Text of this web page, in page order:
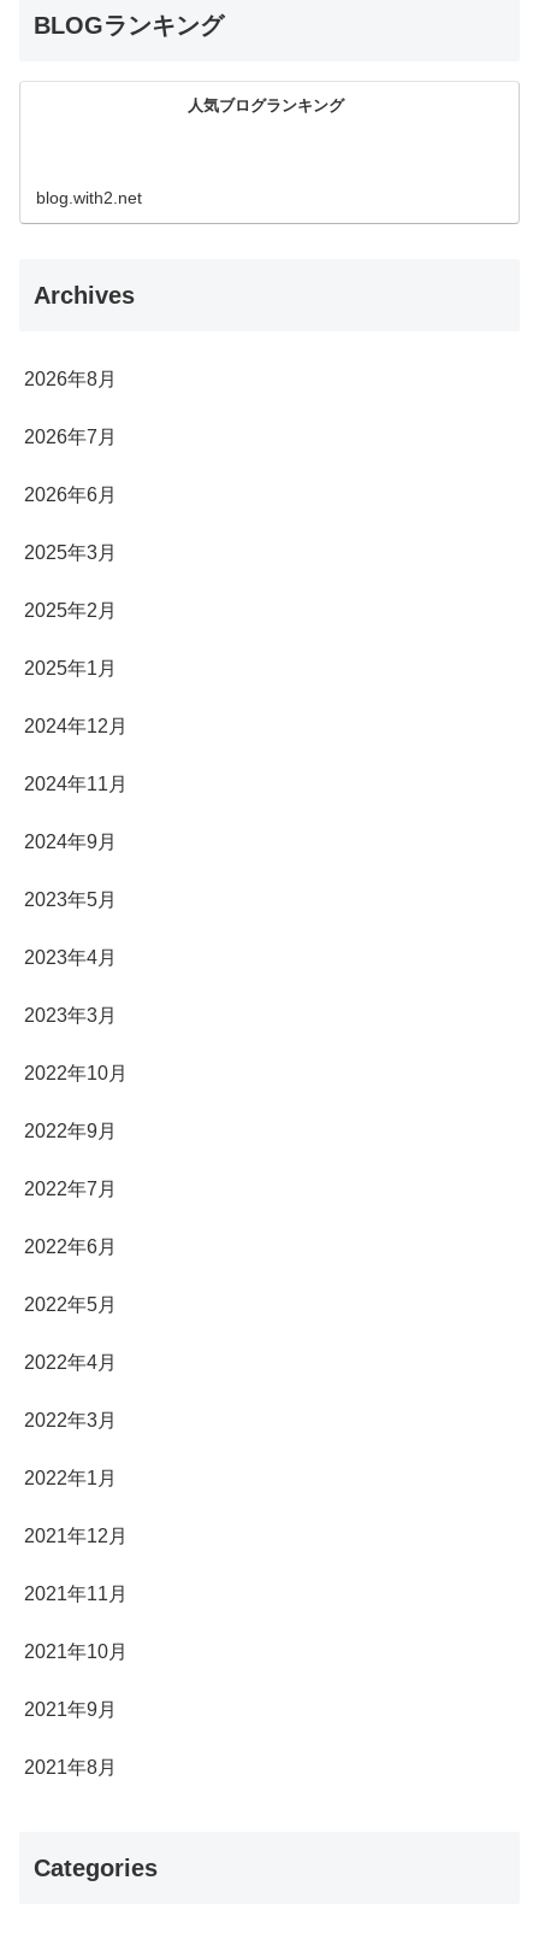
BLOGランキング
人気ブログランキング
blog.with2.net
Archives
2026年8月
2026年7月
2026年6月
2025年3月
2025年2月
2025年1月
2024年12月
2024年11月
2024年9月
2023年5月
2023年4月
2023年3月
2022年10月
2022年9月
2022年7月
2022年6月
2022年5月
2022年4月
2022年3月
2022年1月
2021年12月
2021年11月
2021年10月
2021年9月
2021年8月
Categories